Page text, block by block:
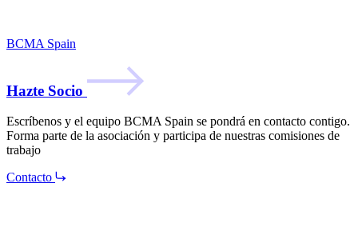
BCMA Spain
Hazte Socio
Escríbenos y el equipo BCMA Spain se pondrá en contacto contigo.
Forma parte de la asociación y participa de nuestras comisiones de
trabajo
Contacto